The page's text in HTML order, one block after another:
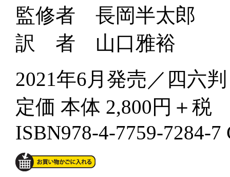
監修者 長岡半太郎
訳 者 山口雅裕
2021年6月発売／四六
定価 本体 2,800円＋税
ISBN978-4-7759-7284-7